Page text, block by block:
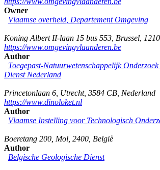
Owner
Vlaamse overheid, Departement Omgeving
Koning Albert II-laan 15 bus 553 Brussel 1210
https://www.omgevingvlaanderen.be
Author
Toegepast-Natuurwetenschappelijk
Dienst Nederland
Princetonlaan 6 Utrecht, 3584 CB Nederland
https://www.dinoloket.nl
Author
Vlaamse Instelling voor Technologisch
Boeretang 200 Mol 2400 België
Author
Belgische Geologische Dienst